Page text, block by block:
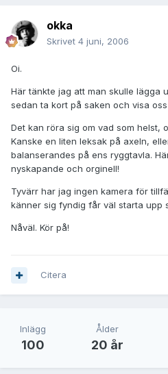
okka
Skrivet 4 juni, 2006
Oi.
Här tänkte jag att man skulle lägga
sedan ta kort på saken och visa
Det kan röra sig om vad som helst,
Kanske en liten leksak på axeln,
balanserandes på ens ryggtavla.
nyskapande och orginell!
Tyvärr har jag ingen kamera för
känner sig fyndig får väl starta upp
Nåväl. Kör på!
Citera
Inlägg
100
Ålder
20 år